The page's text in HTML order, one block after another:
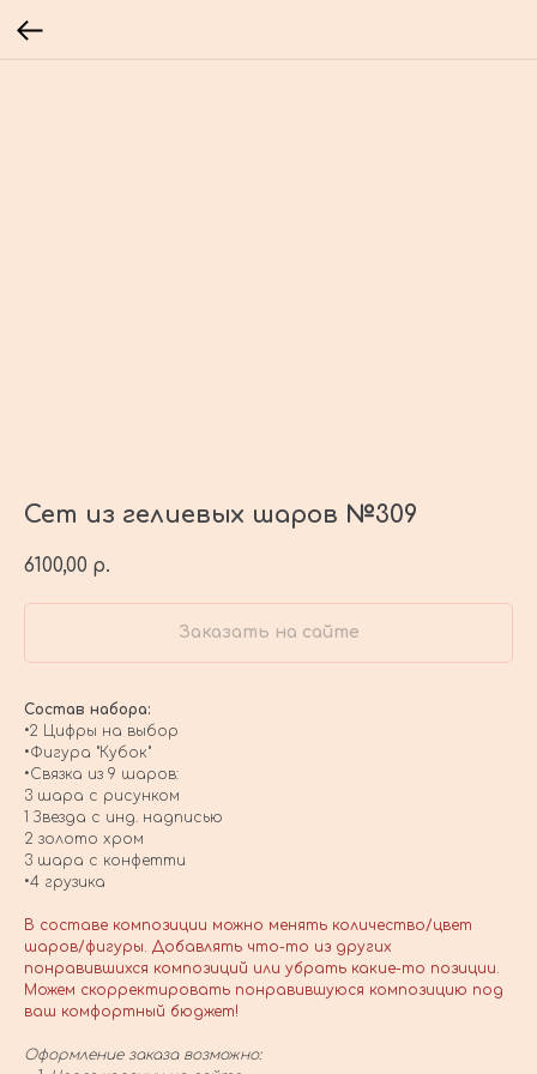
Сет из гелиевых шаров №309
6100,00 р.
Заказать на сайте
Состав набора:
•2 Цифры на выбор
•Фигура "Кубок"
•Связка из 9 шаров:
3 шара с рисунком
1 Звезда с инд. надписью
2 золото хром
3 шара с конфетти
•4 грузика
В составе композиции можно менять количество/цвет
шаров/фигуры. Добавлять что-то из других
понравившихся композиций или убрать какие-то позиции.
Можем скорректировать понравившуюся композицию под
ваш комфортный бюджет!
Оформление заказа возможно: